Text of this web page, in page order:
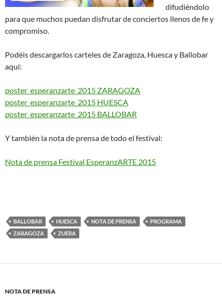
difudiéndolo
para que muchos puedan disfrutar de conciertos llenos de fe y
compromiso.
Podéis descargarlos carteles de Zaragoza, Huesca y Ballobar
aquí:
poster_esperanzarte_2015 ZARAGOZA
poster_esperanzarte_2015 HUESCA
poster_esperanzarte_2015 BALLOBAR
Y también la nota de prensa de todo el festival:
Nota de prensa Festival EsperanzARTE 2015
BALLOBAR HUESCA NOTA DE PRENSA
PROGRAMA
ZARAGOZA
ZUERA
NOTA DE PRENSA